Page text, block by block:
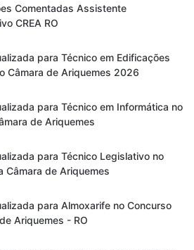
Comentadas Assistente
CREA RO
para Técnico em Edificações
Câmara de Ariquemes 2026
para Técnico em Informática no
de Ariquemes
para Técnico Legislativo no
Câmara de Ariquemes
para Almoxarife no Concurso
Ariquemes - RO